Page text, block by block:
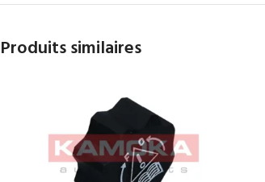
Produits similaires